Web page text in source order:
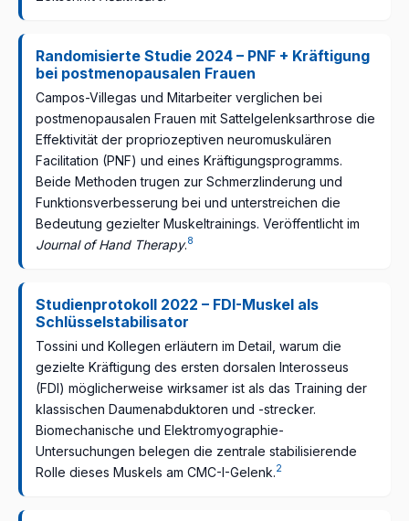
Randomisierte Studie 2024 – PNF + Kräftigung
bei postmenopausalen Frauen
Campos-Villegas und Mitarbeiter verglichen bei
postmenopausalen Frauen mit Sattelgelenksarthrose die
Effektivität der propriozeptiven neuromuskulären
Facilitation (PNF) und eines Kräftigungsprogramms.
Beide Methoden trugen zur Schmerzlinderung und
Funktionsverbesserung bei und unterstreichen die
Bedeutung gezielter Muskeltrainings. Veröffentlicht im
Journal of Hand Therapy.8
Studienprotokoll 2022 – FDI-Muskel als
Schlüsselstabilisator
Tossini und Kollegen erläutern im Detail, warum die
gezielte Kräftigung des ersten dorsalen Interosseus
(FDI) möglicherweise wirksamer ist als das Training der
klassischen Daumenabduktoren und -strecker.
Biomechanische und Elektromyographie-
Untersuchungen belegen die zentrale stabilisierende
Rolle dieses Muskels am CMC-I-Gelenk.2